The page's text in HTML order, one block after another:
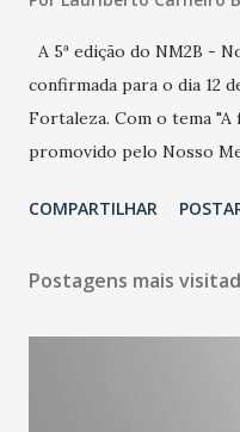
A 5ª edição do NM2B -
confirmada para o dia 12
Fortaleza. Com o tema "A
promovido pelo Nosso
e lideranças do Mercado
de negócios do Nordeste,
LinkedIn, VISA, Grupo
A nova edição chega em
e consistência ganham
COMPARTILHAR
Postagens mais